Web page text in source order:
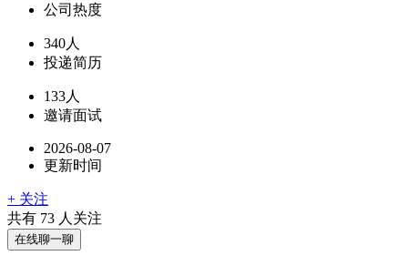
公司热度
340人
投递简历
133人
邀请面试
2026-08-07
更新时间
+ 关注
共有 73 人关注
在线聊一聊